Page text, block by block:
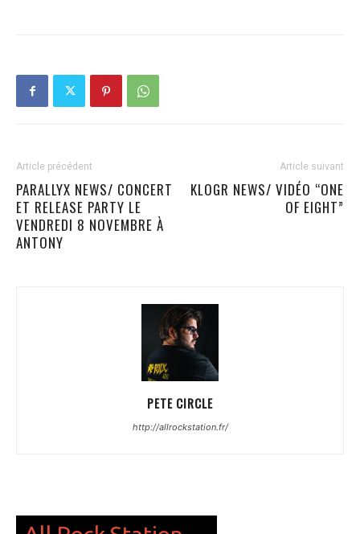
Article précédent
PARALLYX NEWS/ CONCERT
ET RELEASE PARTY LE
VENDREDI 8 NOVEMBRE À
ANTONY
Article suivant
KLOGR NEWS/ VIDÉO “ONE
OF EIGHT”
PETE CIRCLE
http://allrockstation.fr/